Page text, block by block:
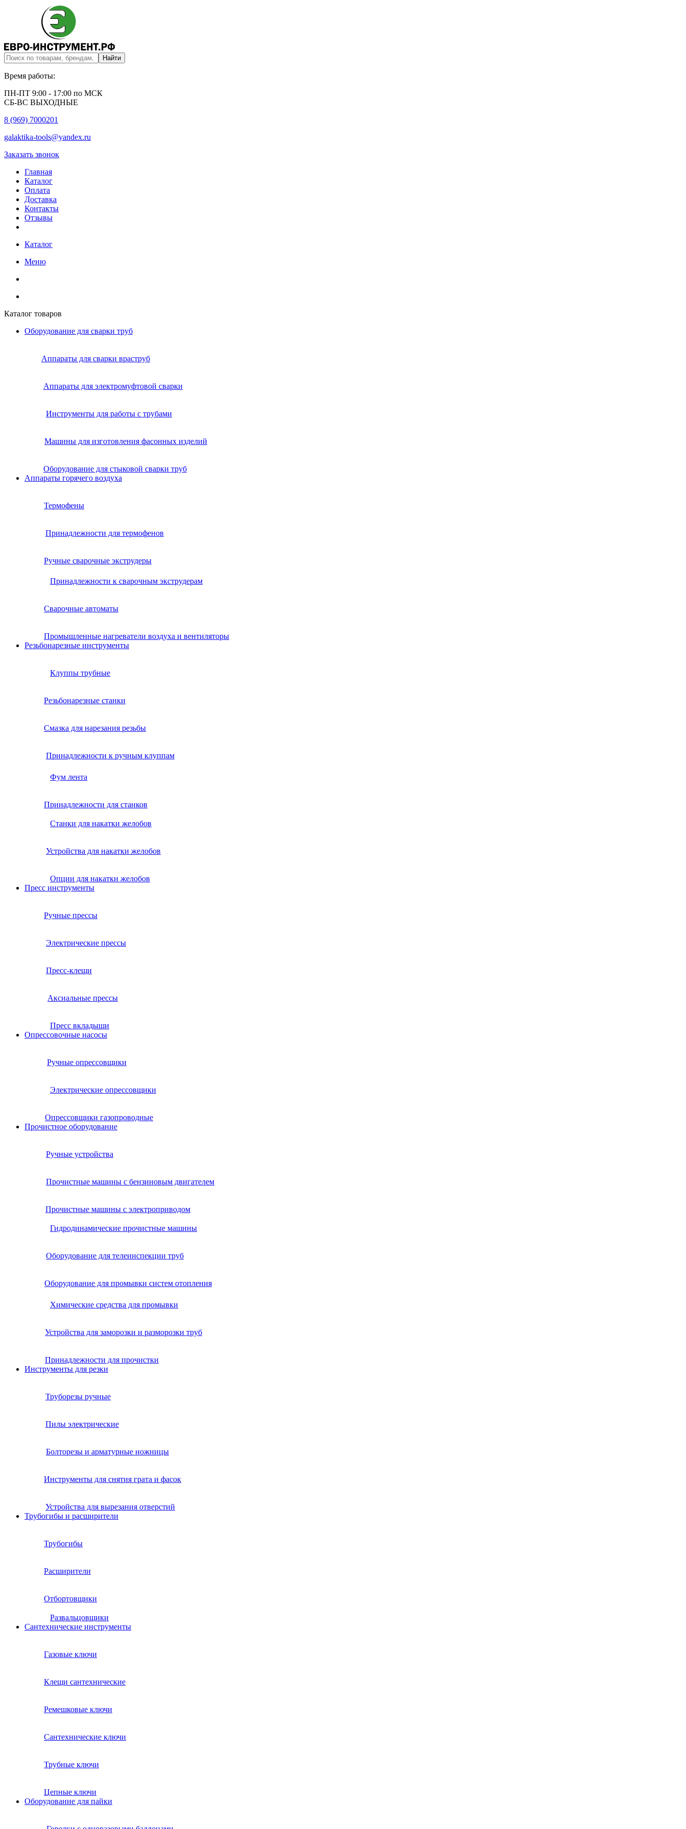
Время работы:
ПН-ПТ 9:00 - 17:00 по МСК
СБ-ВС ВЫХОДНЫЕ
8 (969) 7000201
galaktika-tools@yandex.ru
Заказать звонок
Главная
Каталог
Оплата
Доставка
Контакты
Отзывы
Каталог
Меню
Каталог товаров
Оборудование для сварки труб
Аппараты для сварки враструб
Аппараты для электромуфтовой сварки
Инструменты для работы с трубами
Машины для изготовления фасонных изделий
Оборудование для стыковой сварки труб
Аппараты горячего воздуха
Термофены
Принадлежности для термофенов
Ручные сварочные экструдеры
Принадлежности к сварочным экструдерам
Сварочные автоматы
Промышленные нагреватели воздуха и вентиляторы
Резьбонарезные инструменты
Клуппы трубные
Резьбонарезные станки
Смазка для нарезания резьбы
Принадлежности к ручным клуппам
Фум лента
Принадлежности для станков
Станки для накатки желобов
Устройства для накатки желобов
Опции для накатки желобов
Пресс инструменты
Ручные прессы
Электрические прессы
Пресс-клещи
Аксиальные прессы
Пресс вкладыши
Опрессовочные насосы
Ручные опрессовщики
Электрические опрессовщики
Опрессовщики газопроводные
Прочистное оборудование
Ручные устройства
Прочистные машины с бензиновым двигателем
Прочистные машины с электроприводом
Гидродинамические прочистные машины
Оборудование для телеинспекции труб
Оборудование для промывки систем отопления
Химические средства для промывки
Устройства для заморозки и разморозки труб
Принадлежности для прочистки
Инструменты для резки
Труборезы ручные
Пилы электрические
Болторезы и арматурные ножницы
Инструменты для снятия грата и фасок
Устройства для вырезания отверстий
Трубогибы и расширители
Трубогибы
Расширители
Отбортовщики
Развальцовщики
Сантехнические инcтрументы
Газовые ключи
Клещи сантехнические
Ремешковые ключи
Сантехнические ключи
Трубные ключи
Цепные ключи
Оборудование для пайки